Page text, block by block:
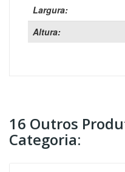
Largura:
Altura:
16 Outros
Categoria: